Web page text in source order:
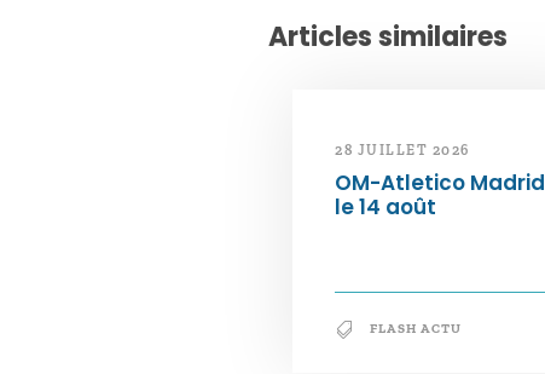
Articles similaires
28 JUILLET 2026
OM-Atletico Madrid
le 14 août
FLASH ACTU